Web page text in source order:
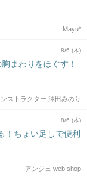
Mayu*
8/6 (木)
まわりをほぐす！
ストラクター 澤田みのり
8/6 (木)
！ちょい足しで便利
アンジェ web shop